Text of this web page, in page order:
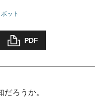
ット
PDF
ろうか。